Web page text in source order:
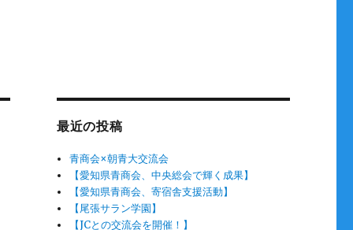
最近の投稿
青商会×朝青大交流会
【愛知県青商会、中央総会で輝く成果】
【愛知県青商会、寄宿舎支援活動】
【尾張サラン学園】
【JCとの交流会を開催！】